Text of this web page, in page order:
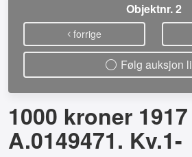
Objektnr. 2
forrige
Følg auksjon
1000 kroner 1917
A.0149471. Kv.1-